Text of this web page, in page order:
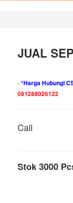
JUAL
-*Harga Hubungi
081288026122
Call
Stok 3000